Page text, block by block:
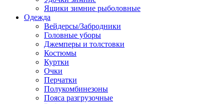
Ящики зимние рыболовные
Одежда
Вейдерсы/Забродники
Головные уборы
Джемперы и толстовки
Костюмы
Куртки
Очки
Перчатки
Полукомбинезоны
Пояса разгрузочные